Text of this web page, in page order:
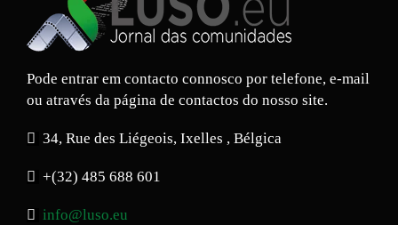
Pode entrar em contacto connosco por telefone, e-mail
ou através da página de contactos do nosso site.
34, Rue des Liégeois, Ixelles , Bélgica
+(32) 485 688 601
info@luso.eu